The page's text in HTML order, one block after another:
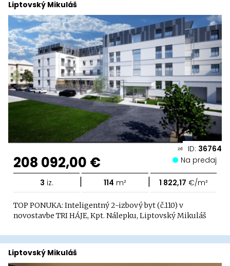
ID: 36764
Liptovský Mikuláš
208 092,00 € Na predaj
3 iz. | 114 m² | 1 822,17 €/m²
TOP PONUKA: Inteligentný 2-izbový byt (č.110) v
novostavbe TRI HÁJE, Kpt. Nálepku, Liptovský Mikuláš
Liptovský Mikuláš